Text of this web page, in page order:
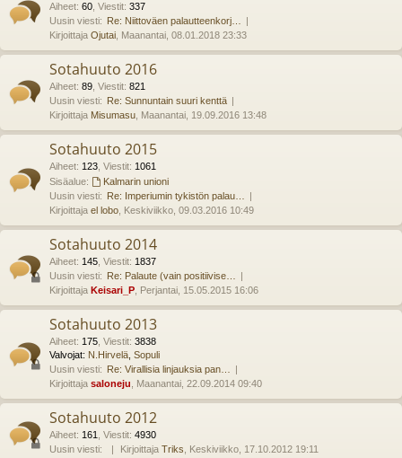
Aiheet: 60 Viestit: 337
Uusin viesti: Re: Niittoväen palautteenkorj…
Kirjoittaja Ojutai , Maanantai, 08.01.2018 23:33
Sotahuuto 2016
Aiheet: 89 Viestit: 821
Uusin viesti: Re: Sunnuntain suuri kenttä
Kirjoittaja Misumasu , Maanantai, 19.09.2016 13:48
Sotahuuto 2015
Aiheet: 123 Viestit: 1061
Sisäalue:
Kalmarin unioni
Uusin viesti: Re: Imperiumin tykistön palau…
Kirjoittaja el lobo , Keskiviikko, 09.03.2016 10:49
Sotahuuto 2014
Aiheet: 145 Viestit: 1837
Uusin viesti: Re: Palaute (vain positiivise…
Kirjoittaja Keisari_P , Perjantai, 15.05.2015 16:06
Sotahuuto 2013
Aiheet: 175 Viestit: 3838
Valvojat: N.Hirvelä Sopuli
Uusin viesti: Re: Virallisia linjauksia pan…
Kirjoittaja saloneju , Maanantai, 22.09.2014 09:40
Sotahuuto 2012
Aiheet: 161 Viestit: 4930
Uusin viesti:
Kirjoittaja Triks , Keskiviikko, 17.10.2012 19:11